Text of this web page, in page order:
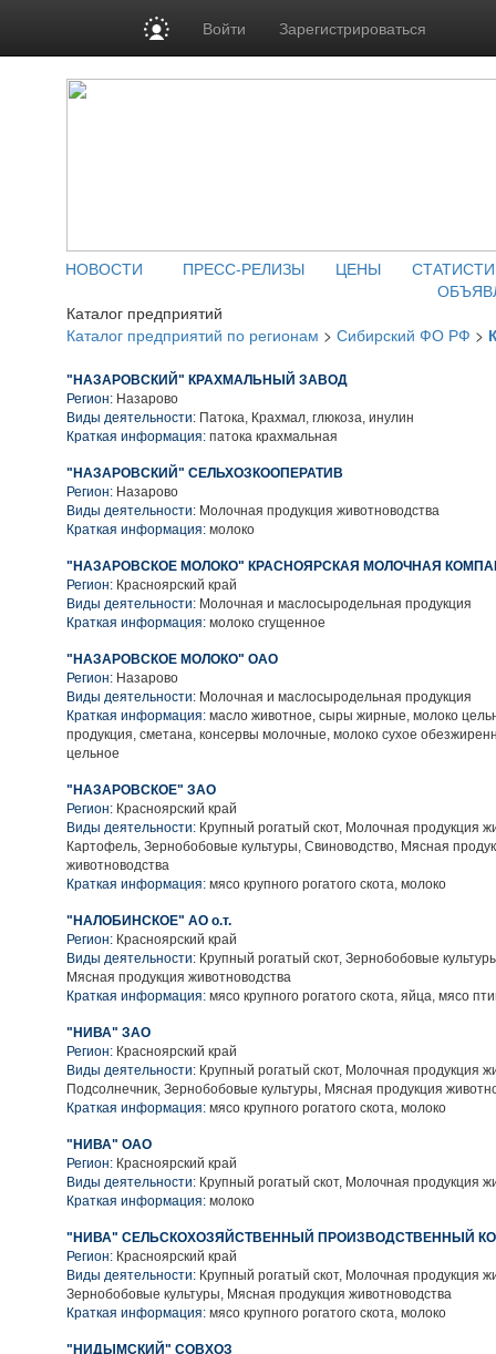
Войти Зарегистрироваться
НОВОСТИ ПРЕСС-РЕЛИЗЫ ЦЕНЫ
Каталог предприятий
Каталог предприятий по регионам > Сибирский ФО РФ >
"НАЗАРОВСКИЙ" КРАХМАЛЬНЫЙ ЗАВОД
Регион: Назарово
Виды деятельности: Патока, Крахмал, глюкоза, инулин
Краткая информация: патока крахмальная
"НАЗАРОВСКИЙ" СЕЛЬХОЗКООПЕРАТИВ
Регион: Назарово
Виды деятельности: Молочная продукция животноводства
Краткая информация: молоко
"НАЗАРОВСКОЕ МОЛОКО" КРАСНОЯРСКАЯ МОЛОЧНАЯ
Регион: Красноярский край
Виды деятельности: Молочная и маслосыродельная продукция
Краткая информация: молоко сгущенное
"НАЗАРОВСКОЕ МОЛОКО" ОАО
Регион: Назарово
Виды деятельности: Молочная и маслосыродельная продукция
Краткая информация: масло животное, сыры жирные, молоко
продукция, сметана, консервы молочные, молоко сухое
цельное
"НАЗАРОВСКОЕ" ЗАО
Регион: Красноярский край
Виды деятельности: Крупный рогатый скот, Молочная продукция
Картофель, Зернобобовые культуры, Свиноводство, Мясная
животноводства
Краткая информация: мясо крупного рогатого скота, молоко
"НАЛОБИНСКОЕ" АО о.т.
Регион: Красноярский край
Виды деятельности: Крупный рогатый скот, Зернобобовые
Мясная продукция животноводства
Краткая информация: мясо крупного рогатого скота, яйца, мясо
"НИВА" ЗАО
Регион: Красноярский край
Виды деятельности: Крупный рогатый скот, Молочная продукция
Подсолнечник, Зернобобовые культуры, Мясная продукция
Краткая информация: мясо крупного рогатого скота, молоко
"НИВА" ОАО
Регион: Красноярский край
Виды деятельности: Крупный рогатый скот, Молочная продукция
Краткая информация: молоко
"НИВА" СЕЛЬСКОХОЗЯЙСТВЕННЫЙ ПРОИЗВОДСТВЕННЫЙ
Регион: Красноярский край
Виды деятельности: Крупный рогатый скот, Молочная продукция
Зернобобовые культуры, Мясная продукция животноводства
Краткая информация: мясо крупного рогатого скота, молоко
"НИДЫМСКИЙ" СОВХОЗ